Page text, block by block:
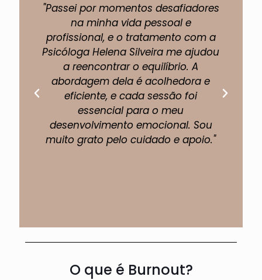
"Passei por momentos desafiadores
na minha vida pessoal e
profissional, e o tratamento com a
Psicóloga Helena Silveira me ajudou
a reencontrar o equilíbrio. A
abordagem dela é acolhedora e
eficiente, e cada sessão foi
essencial para o meu
desenvolvimento emocional. Sou
muito grato pelo cuidado e apoio."
O que é Burnout?